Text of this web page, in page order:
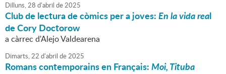
Dilluns,28 d'abril de2025
Club de lectura de còmics per a joves:En la vida real
de Cory Doctorow
a càrrec d'Alejo Valdearena
Dimarts,22 d'abril de2025
Romans contemporains en Français:Moi, Tituba